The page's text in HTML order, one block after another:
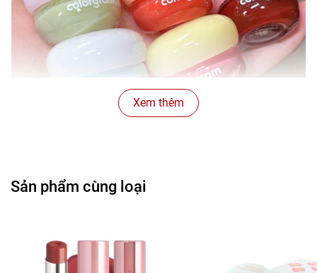
em nì cũng giữ ẩm mạnh mẽ, cải thiện tế bào chết mang
lại đôi môi mịn màng, ẩm mượt từ sâu bên trong.
Xem thêm
Sản phẩm cùng loại